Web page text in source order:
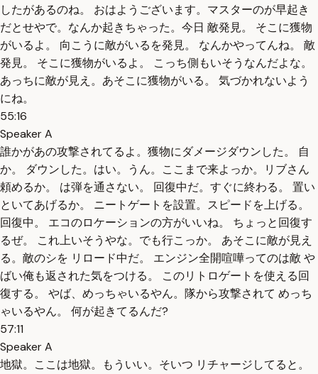
したがあるのね。 おはようございます。マスターのが早起き
だとせやで。なんか起きちゃった。今日 敵発見。 そこに獲物
がいるよ。 向こうに敵がいるを発見。 なんかやってんね。 敵
発見。 そこに獲物がいるよ。 こっち側もいそうなんだよな。
あっちに敵が見え。あそこに獲物がいる。 気づかれないよう
にね。
55:16
Speaker A
誰かがあの攻撃されてるよ。獲物にダメージダウンした。 自
か。 ダウンした。はい。うん。ここまで来よっか。リブさん
頼めるか。 は弾を通さない。 回復中だ。すぐに終わる。 置い
といてあげるか。 ニートゲートを設置。スピードを上げる。
回復中。 エコのロケーションの方がいいね。 ちょっと回復す
るぜ。 これ上いそうやな。でも行こっか。 あそこに敵が見え
る。敵のシを リロード中だ。 エンジン全開喧嘩ってのは敵 や
ばい俺も返された気をつける。 このリトロゲートを使える回
復する。 やば、めっちゃいるやん。隊から攻撃されて めっち
ゃいるやん。 何が起きてるんだ?
57:11
Speaker A
地獄。ここは地獄。もういい。そいつ リチャージしてると。